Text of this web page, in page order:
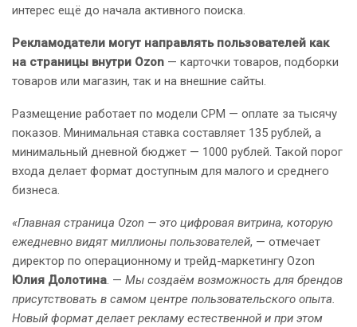
интерес ещё до начала активного поиска.
Рекламодатели могут направлять пользователей как
на страницы внутри Ozon — карточки товаров, подборки
товаров или магазин, так и на внешние сайты.
Размещение работает по модели CPM — оплате за тысячу
показов. Минимальная ставка составляет 135 рублей, а
минимальный дневной бюджет — 1000 рублей. Такой порог
входа делает формат доступным для малого и среднего
бизнеса.
«Главная страница Ozon — это цифровая витрина, которую
ежедневно видят миллионы пользователей, — отмечает
директор по операционному и трейд-маркетингу Ozon
Юлия Долотина. — Мы создаём возможность для брендов
присутствовать в самом центре пользовательского опыта.
Новый формат делает рекламу естественной и при этом